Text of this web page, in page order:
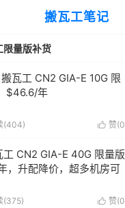
搬瓦工笔记
限量版补货
瓦工 CN2 GIA-E 10G 限
$46.6/年
(404)  赞(0
CN2 GIA-E 40G 限量版
，升配降价，超多机房可
(375)  赞(0